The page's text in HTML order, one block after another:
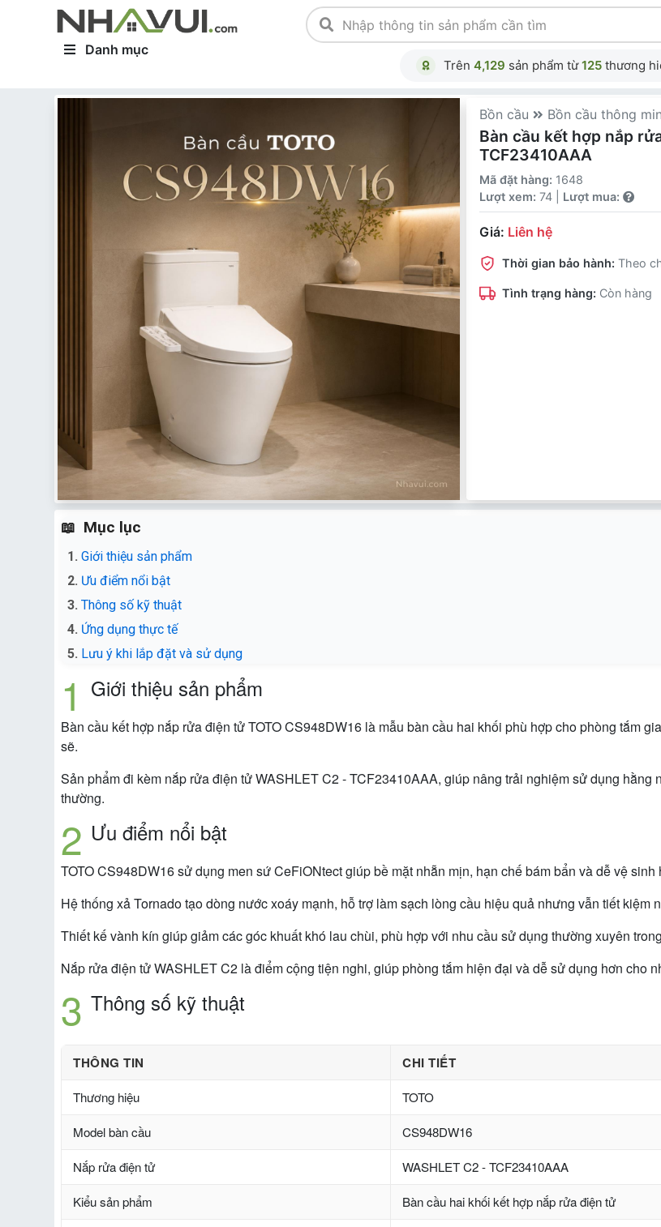
Danh mục
Trên 4,129 sản phẩm từ125 thương
Bồn cầu Bồn cầu thông
Bàn cầu kết hợp nắp
TCF23410AAA
Mã đặt hàng: 1648
Lượt xem: 74 | Lượt mua:
Giá: Liên hệ
Thời gian bảo hành:Theo
Tình trạng hàng: Còn hàng
Mục lục
Giới thiệu sản phẩm
Ưu điểm nổi bật
Thông số kỹ thuật
Ứng dụng thực tế
Lưu ý khi lắp đặt và sử dụng
Giới thiệu sản phẩm
Bàn cầu kết hợp nắp rửa điện tử TOTO CS948DW16 là mẫu bàn cầu hai khối phù hợp cho phòng tắm
sẽ.
Sản phẩm đi kèm nắp rửa điện tử WASHLET C2 - TCF23410AAA, giúp nâng trải nghiệm sử dụng
thường.
Ưu điểm nổi bật
TOTO CS948DW16 sử dụng men sứ CeFiONtect giúp bề mặt nhẵn mịn, hạn chế bám bẩn và dễ vệ
Hệ thống xả Tornado tạo dòng nước xoáy mạnh, hỗ trợ làm sạch lòng cầu hiệu quả nhưng vẫn tiết kiệm
Thiết kế vành kín giúp giảm các góc khuất khó lau chùi, phù hợp với nhu cầu sử dụng thường xuyên
Nắp rửa điện tử WASHLET C2 là điểm cộng tiện nghi, giúp phòng tắm hiện đại và dễ sử dụng hơn cho
Thông số kỹ thuật
THÔNG TIN CHI TIẾT
Thương hiệu TOTO
Model bàn cầu CS948DW16
Nắp rửa điện tử WASHLET C2 - TCF23410AAA
Kiểu sản phẩm Bàn cầu hai khối kết hợp nắp rửa điện tử